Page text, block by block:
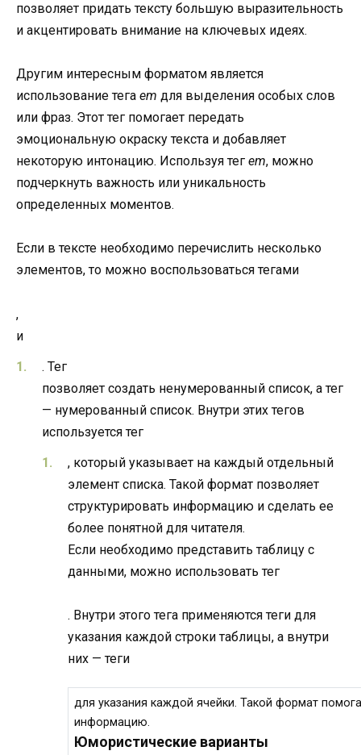
позволяет придать тексту большую выразительность
и акцентировать внимание на ключевых идеях.
Другим интересным форматом является
использование тега em для выделения особых слов
или фраз. Этот тег помогает передать
эмоциональную окраску текста и добавляет
некоторую интонацию. Используя тег em, можно
подчеркнуть важность или уникальность
определенных моментов.
Если в тексте необходимо перечислить несколько
элементов, то можно воспользоваться тегами
,
и
. Тег
позволяет создать ненумерованный список, а тег
— нумерованный список. Внутри этих тегов
используется тег
, который указывает на каждый отдельный
элемент списка. Такой формат позволяет
структурировать информацию и сделать ее
более понятной для читателя.
Если необходимо представить таблицу с
данными, можно использовать тег
. Внутри этого тега применяются теги для
указания каждой строки таблицы, а внутри
них — теги
для указания каждой ячейки. Такой формат
информацию.
Юмористические варианты